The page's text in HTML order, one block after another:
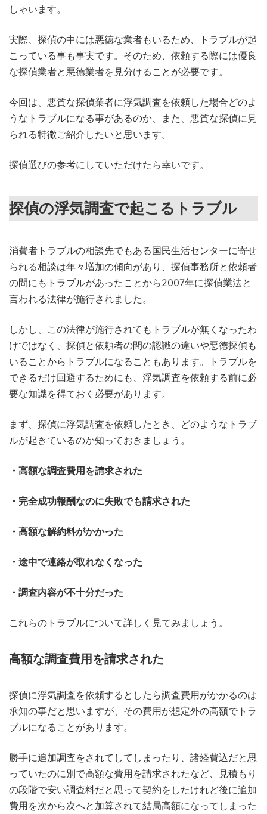
しゃいます。
実際、探偵の中には悪徳な業者もいるため、トラブルが起
こっている事も事実です。そのため、依頼する際には優良
な探偵業者と悪徳業者を見分けることが必要です。
今回は、悪質な探偵業者に浮気調査を依頼した場合どのよ
うなトラブルになる事があるのか、また、悪質な探偵に見
られる特徴ご紹介したいと思います。
探偵選びの参考にしていただけたら幸いです。
探偵の浮気調査で起こるトラブル
消費者トラブルの相談先でもある国民生活センターに寄せ
られる相談は年々増加の傾向があり、探偵事務所と依頼者
の間にもトラブルがあったことから2007年に探偵業法と
言われる法律が施行されました。
しかし、この法律が施行されてもトラブルが無くなったわ
けではなく、探偵と依頼者の間の認識の違いや悪徳探偵も
いることからトラブルになることもあります。トラブルを
できるだけ回避するためにも、浮気調査を依頼する前に必
要な知識を得ておく必要があります。
まず、探偵に浮気調査を依頼したとき、どのようなトラブ
ルが起きているのか知っておきましょう。
・高額な調査費用を請求された
・完全成功報酬なのに失敗でも請求された
・高額な解約料がかかった
・途中で連絡が取れなくなった
・調査内容が不十分だった
これらのトラブルについて詳しく見てみましょう。
高額な調査費用を請求された
探偵に浮気調査を依頼するとしたら調査費用がかかるのは
承知の事だと思いますが、その費用が想定外の高額でトラ
ブルになることがあります。
勝手に追加調査をされてしてしまったり、諸経費込だと思
っていたのに別で高額な費用を請求されたなど、見積もり
の段階で安い調査料だと思って契約をしたけれど後に追加
費用を次から次へと加算されて結局高額になってしまった